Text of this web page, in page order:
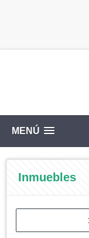
MENÚ
Inmuebles